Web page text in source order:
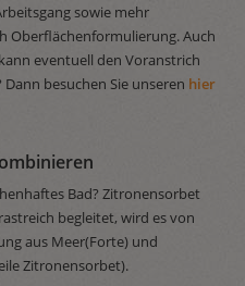
sowie mehr
Oberflächenformulierung. Auch
eventuell den Voranstrich
besuchen Sie unseren hier
Bad? Zitronensorbet
begleitet, wird es von
aus Meer(Forte) und
Zitronensorbet).